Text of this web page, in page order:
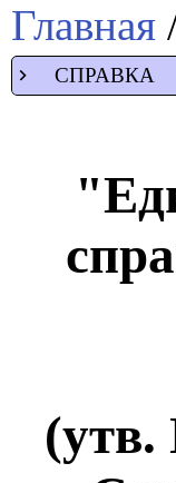
Главная
СПРАВКА